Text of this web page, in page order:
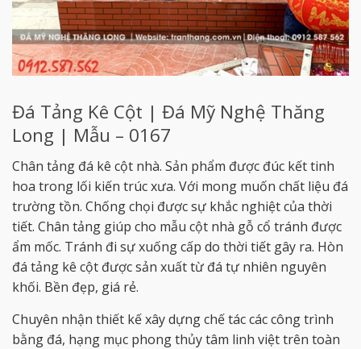
Đá Tảng Kê Cột | Đá Mỹ Nghệ Thăng
Long | Mẫu – 0167
Chân tảng đá kê cột nhà. Sản phẩm được đúc kết tinh
hoa trong lối kiến trúc xưa. Với mong muốn chất liệu đá
trường tồn. Chống chọi được sự khắc nghiệt của thời
tiết. Chân tảng giúp cho mẫu cột nhà gỗ cổ tránh được
ẩm mốc. Tránh đi sự xuống cấp do thời tiết gây ra. Hòn
đá tảng kê cột được sản xuất từ đá tự nhiên nguyên
khối. Bền đẹp, giá rẻ.
Chuyên nhận thiết kế xây dựng chế tác các công trình
bằng đá, hạng mục phong thủy tâm linh việt trên toàn